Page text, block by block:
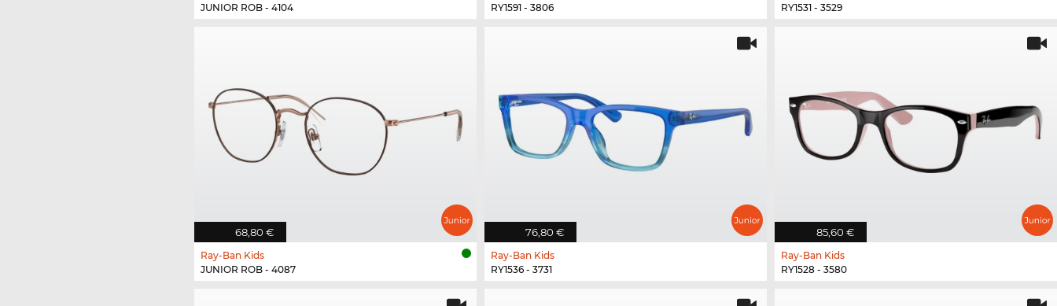
JUNIOR ROB - 4104
RY1591 - 3806
RY1531 - 3529
68,80 €
Ray-Ban Kids
JUNIOR ROB - 4087
76,80 €
Ray-Ban Kids
RY1536 - 3731
85,60 €
Ray-Ban Kids
RY1528 - 3580